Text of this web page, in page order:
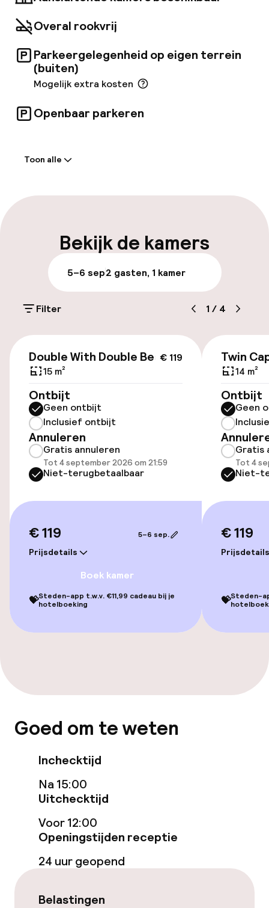
Overal rookvrij
Parkeergelegenheid op eigen terrein
(buiten)
Mogelijk extra kosten
Openbaar parkeren
Meertalige medewerkers
Parkeren & mobiliteit
Parkeergelegenheid op eigen terrein
(buiten)
Openbaar parkeren
locatie
Toegankelijkheid
Overal rolstoeltoegankelijk
Kamers
Aansluitende kamers beschikbaar
Entertainment
Gratis wifi
Eet- en drinkgelegenheden
Restaurant
Bar
Eet- en drinkdiensten
Roomservice
Schoonmaakvoorzieningen
Toon alle
Bekijk de kamers
5–6 sep2 gasten, 1 kamer
Filter 1 / 4
€ 119
Double With Double Bed
15 m²
Ontbijt
Geen ontbijt
Inclusief ontbijt
Annuleren
Gratis annuleren
Tot 4 september 2026 om 21:59
Niet-terugbetaalbaar
€ 119
Prijsdetails
5–6 sep.
Boek kamer
💝Steden-app t.w.v. €11,99 cadeau bij je
hotelboeking
Twin
14 m²
Ontbijt
Geen
Gratis
Tot 4
Niet-
€ 119
Prijsdetails
💝Steden-
Goed om te weten
Inchecktijd
Na 15:00
Uitchecktijd
Voor 12:00
Openingstijden receptie
24 uur geopend
Belastingen